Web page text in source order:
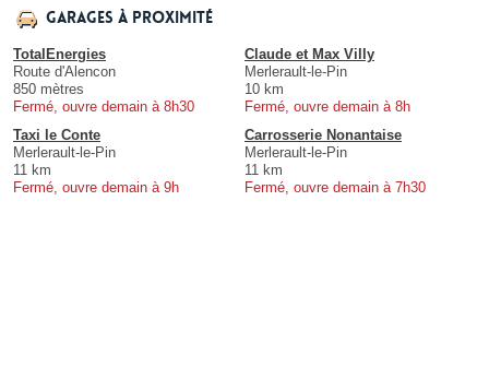
Garages à proximité
TotalEnergies
Route d'Alencon
850 mètres
Fermé, ouvre demain à 8h30
Claude et Max Villy
Merlerault-le-Pin
10 km
Fermé, ouvre demain à 8h
Taxi le Conte
Merlerault-le-Pin
11 km
Fermé, ouvre demain à 9h
Carrosserie Nonantaise
Merlerault-le-Pin
11 km
Fermé, ouvre demain à 7h30